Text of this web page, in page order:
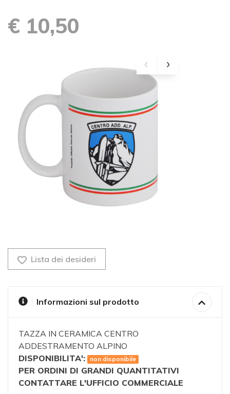
€ 10,50
Lista dei desideri
Informazioni sul prodotto
TAZZA IN CERAMICA CENTRO
ADDESTRAMENTO ALPINO
DISPONIBILITA':
non disponibile
PER ORDINI DI GRANDI QUANTITATIVI
CONTATTARE L'UFFICIO COMMERCIALE